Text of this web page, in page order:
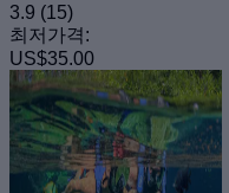
3.9 (15)
최저가격:
US$35.00